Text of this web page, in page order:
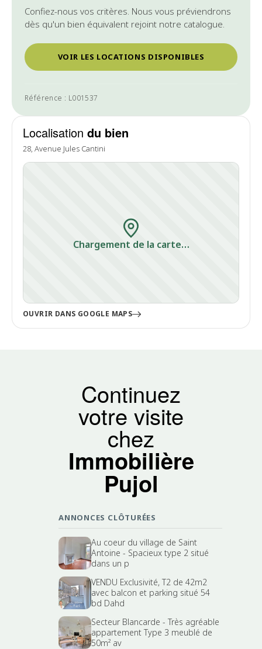
Confiez-nous vos critères. Nous vous préviendrons
dès qu'un bien équivalent rejoint notre catalogue.
VOIR LES LOCATIONS DISPONIBLES
Référence : L001537
Localisation du bien
28, Avenue Jules Cantini
Chargement de la carte…
OUVRIR DANS GOOGLE MAPS
Continuez
votre visite
chez
Immobilière
Pujol
ANNONCES CLÔTURÉES
Au coeur du village de Saint
Antoine - Spacieux type 2 situé
dans un p
VENDU Exclusivité, T2 de 42m2
avec balcon et parking situé 54
bd Dahd
Secteur Blancarde - Très agréable
appartement Type 3 meublé de
50m² av